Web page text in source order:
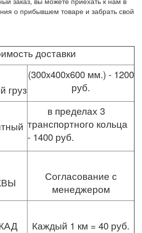
о прибывшем товаре и забрать свой
доставки
груз
(300x400x600 мм.) - 1200
руб.
в пределах 3
транспортного кольца
- 1400 руб.
Согласование с
менеджером
Каждый 1 км = 40 руб.